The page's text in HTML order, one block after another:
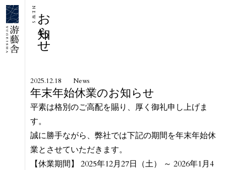
お知らせ
NEWS
2025.12.18 News
年末年始休業のお知らせ
平素は格別のご高配を賜り、厚く御礼申し上げま
す。
誠に勝手ながら、弊社では下記の期間を年末年始休
業とさせていただきます。
【休業期間】 2025年12月27日（土） ～ 2026年1月4